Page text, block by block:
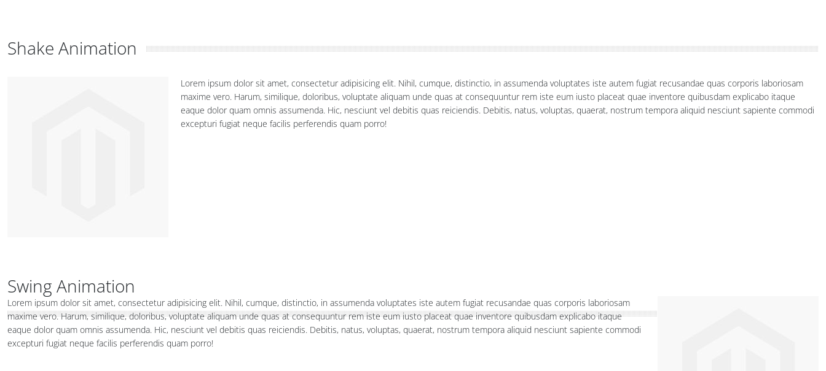
Shake Animation
Lorem ipsum dolor sit amet, consectetur adipisicing elit. Nihil, cumque, distinctio, in assumenda voluptates iste autem fugiat recusandae quas corporis laboriosam
maxime vero. Harum, similique, doloribus, voluptate aliquam unde quas at consequuntur rem iste eum iusto placeat quae inventore quibusdam explicabo itaque
eaque dolor quam omnis assumenda. Hic, nesciunt vel debitis quas reiciendis. Debitis, natus, voluptas, quaerat, nostrum tempora aliquid nesciunt sapiente commodi
excepturi fugiat neque facilis perferendis quam porro!
Swing Animation
Lorem ipsum dolor sit amet, consectetur adipisicing elit. Nihil, cumque, distinctio, in assumenda voluptates iste autem fugiat recusandae quas corporis laboriosam
maxime vero. Harum, similique, doloribus, voluptate aliquam unde quas at consequuntur rem iste eum iusto placeat quae inventore quibusdam explicabo itaque
eaque dolor quam omnis assumenda. Hic, nesciunt vel debitis quas reiciendis. Debitis, natus, voluptas, quaerat, nostrum tempora aliquid nesciunt sapiente commodi
excepturi fugiat neque facilis perferendis quam porro!